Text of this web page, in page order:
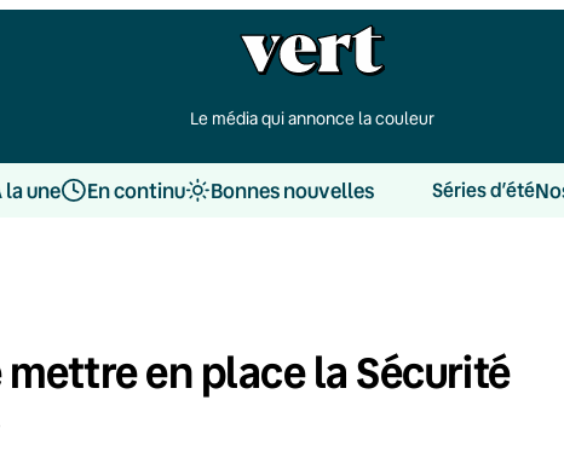
Le média qui annonce la couleur
la une En continu Bonnes nouvelles Séries d’été
en place la Sécurité